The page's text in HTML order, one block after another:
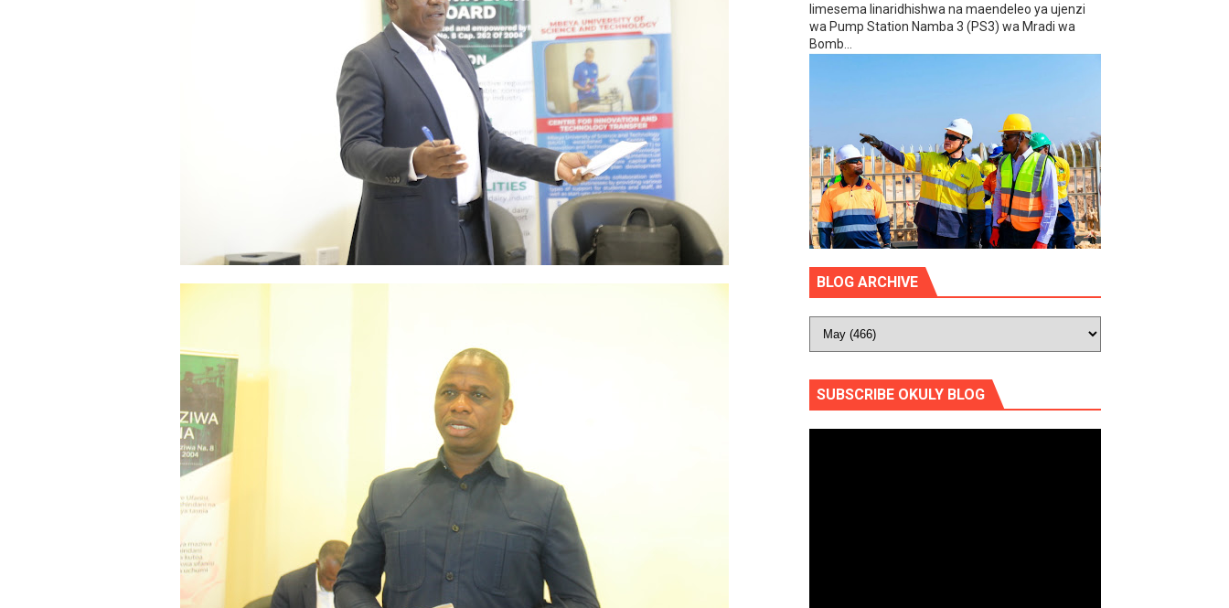
limesema linaridhishwa na maendeleo ya ujenzi
wa Pump Station Namba 3 (PS3) wa Mradi wa
Bomb...
BLOG ARCHIVE
SUBSCRIBE OKULY BLOG